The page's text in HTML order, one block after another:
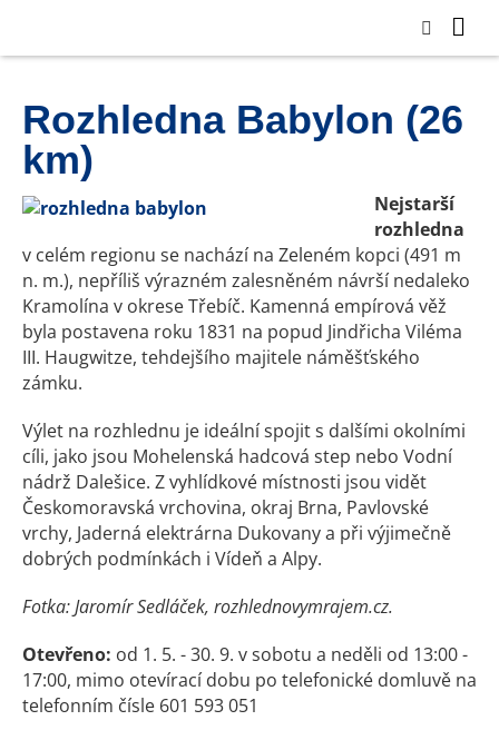
Rozhledna Babylon (26
km)
Nejstarší
rozhledna
v celém regionu se nachází na Zeleném kopci (491 m
n. m.), nepříliš výrazném zalesněném návrší nedaleko
Kramolína v okrese Třebíč. Kamenná empírová věž
byla postavena roku 1831 na popud Jindřicha Viléma
III. Haugwitze, tehdejšího majitele náměšťského
zámku.
Výlet na rozhlednu je ideální spojit s dalšími okolními
cíli, jako jsou Mohelenská hadcová step nebo Vodní
nádrž Dalešice. Z vyhlídkové místnosti jsou vidět
Českomoravská vrchovina, okraj Brna, Pavlovské
vrchy, Jaderná elektrárna Dukovany a při výjimečně
dobrých podmínkách i Vídeň a Alpy.
Fotka: Jaromír Sedláček, rozhlednovymrajem.cz.
Otevřeno: od 1. 5. - 30. 9. v sobotu a neděli od 13:00 -
17:00, mimo otevírací dobu po telefonické domluvě na
telefonním čísle 601 593 051